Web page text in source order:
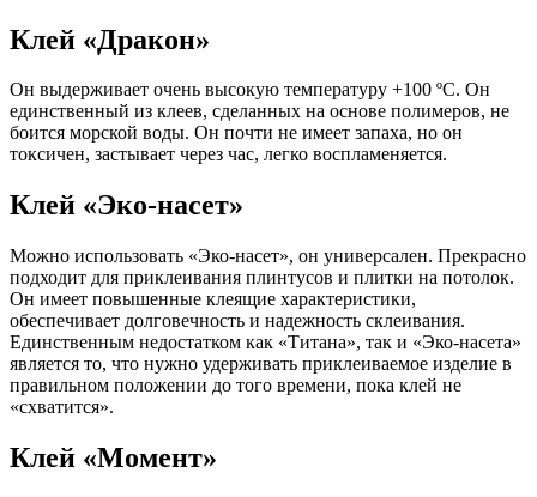
Клей «Дракон»
Он выдерживает очень высокую температуру +100 ºС. Он
единственный из клеев, сделанных на основе полимеров, не
боится морской воды. Он почти не имеет запаха, но он
токсичен, застывает через час, легко воспламеняется.
Клей «Эко-насет»
Можно использовать «Эко-насет», он универсален. Прекрасно
подходит для приклеивания плинтусов и плитки на потолок.
Он имеет повышенные клеящие характеристики,
обеспечивает долговечность и надежность склеивания.
Единственным недостатком как «Титана», так и «Эко-насета»
является то, что нужно удерживать приклеиваемое изделие в
правильном положении до того времени, пока клей не
«схватится».
Клей «Момент»